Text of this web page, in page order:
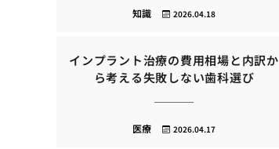
2026.04.18
知識
インプラント治療の費用相場と内訳か
ら考える失敗しない歯科選び
2026.04.17
医療